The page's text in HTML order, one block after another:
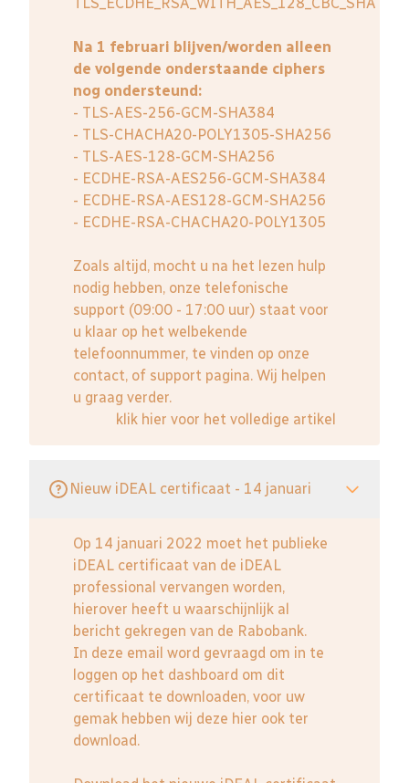
TLS_ECDHE_RSA_WITH_AES_128_CBC_SHA
Na 1 februari blijven/worden alleen
de volgende onderstaande ciphers
nog ondersteund:
- TLS-AES-256-GCM-SHA384
- TLS-CHACHA20-POLY1305-SHA256
- TLS-AES-128-GCM-SHA256
- ECDHE-RSA-AES256-GCM-SHA384
- ECDHE-RSA-AES128-GCM-SHA256
- ECDHE-RSA-CHACHA20-POLY1305
Zoals altijd, mocht u na het lezen hulp
nodig hebben, onze telefonische
support (09:00 - 17:00 uur) staat voor
u klaar op het welbekende
telefoonnummer, te vinden op onze
contact, of support pagina. Wij helpen
u graag verder.
klik hier voor het volledige artikel
Nieuw iDEAL certificaat - 14 januari
Op 14 januari 2022 moet het publieke
iDEAL certificaat van de iDEAL
professional vervangen worden,
hierover heeft u waarschijnlijk al
bericht gekregen van de Rabobank.
In deze email word gevraagd om in te
loggen op het dashboard om dit
certificaat te downloaden, voor uw
gemak hebben wij deze hier ook ter
download.